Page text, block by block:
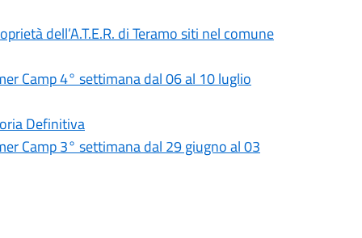
dell’A.T.E.R. di Teramo siti nel comune
Camp 4° settimana dal 06 al 10 luglio
Definitiva
Camp 3° settimana dal 29 giugno al 03